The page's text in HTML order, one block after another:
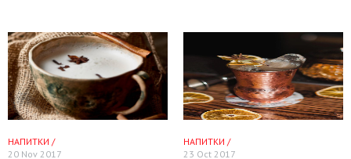
НАПИТКИ /
20 Nov 2017
НАПИТКИ /
23 Oct 2017